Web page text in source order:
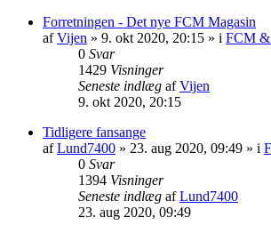
Forretningen - Det nye FCM Magasin
afVijen » 9. okt 2020, 20:15 » i FCM
0 Svar
1429 Visninger
Seneste indlæg afVijen
9. okt 2020, 20:15
Tidligere fansange
afLund7400 » 23. aug 2020, 09:49 » i
0 Svar
1394 Visninger
Seneste indlæg afLund7400
23. aug 2020, 09:49